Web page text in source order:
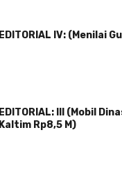
EDITORIAL IV: (Menilai
EDITORIAL: III (Mobil
Kaltim Rp8,5 M)